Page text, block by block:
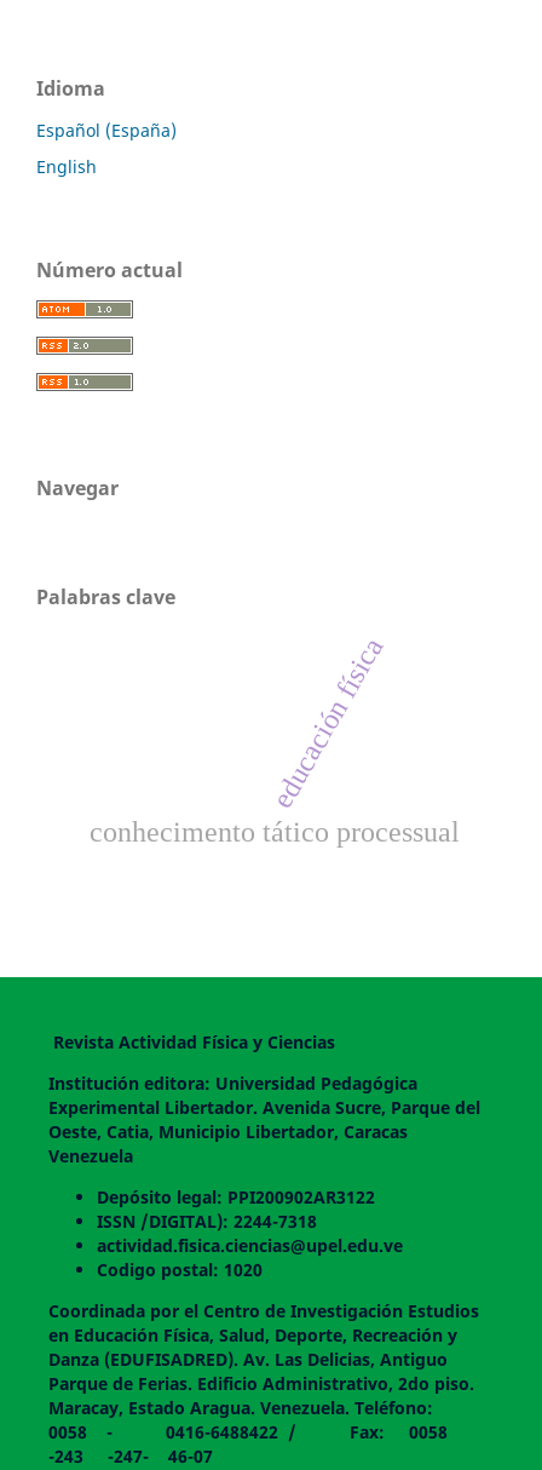
Idioma
Español (España)
English
Número actual
Navegar
Palabras clave
educación física
conhecimento tático processual
Revista Actividad Física y Ciencias
Institución editora: Universidad Pedagógica
Experimental Libertador. Avenida Sucre, Parque del
Oeste, Catia, Municipio Libertador, Caracas
Venezuela
Depósito legal: PPI200902AR3122
ISSN /DIGITAL): 2244-7318
actividad.fisica.ciencias@upel.edu.ve
Codigo postal: 1020
Coordinada por el Centro de Investigación Estudios
en Educación Física, Salud, Deporte, Recreación y
Danza (EDUFISADRED). Av. Las Delicias, Antiguo
Parque de Ferias. Edificio Administrativo, 2do piso.
Maracay, Estado Aragua. Venezuela. Teléfono:
0058 - 0416-6488422 / Fax: 0058
-243 -247- 46-07